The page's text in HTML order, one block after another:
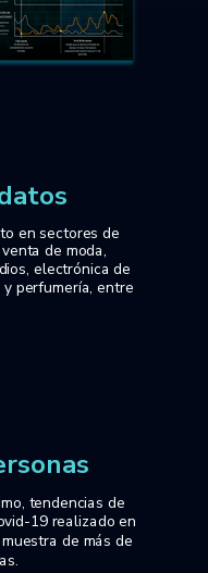
en sectores de
de moda,
electrónica de
perfumería, entre
tendencias de
19 realizado en
de más de